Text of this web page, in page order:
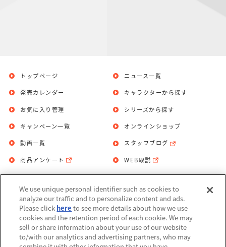
トップページ
発売カレンダー
お気に入り管理
ニュース一覧
キャラクターから探す
シリーズから探す
キャンペーン一覧
動画一覧
商品アンケート
オンラインショップ
スタッフブログ
WEB取説
お問い合わせ 個人情報保護方針
利用規約
Do Not Sell or Share My Personal
Information
We use unique personal identifier such as cookies to
analyze our traffic and to personalize content and ads.
Please click here to see more details about how we use
cookies and the retention period of each cookie. We may
sell or share information about your use of our website
to/with our analytics and advertising partners, who may